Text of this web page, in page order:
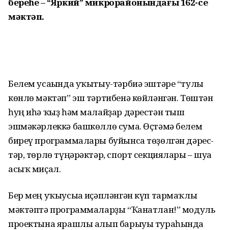
мәктәп.
Белем усағында уҡытыу-тәрбиә эштәре “тулы
көнлө мәктәп” эш тәртибенә көйләнгән. Төштән
һуң иһә ҡыҙ һәм малайҙар дәрестән тыш
эшмәкәрлеккә башкөллө сума. Өҫтәмә белем
биреү программалары буйынса төҙөлгән дәрес­
тәр, төрлө түңәрәктәр, спорт секциялары – шуға
асыҡ миҫал.
Бер мең уҡыусыға иҫәпләнгән күп тармаҡлы
мәктәптә программаларҙы “Ҡанатлан!” модуль
проектына ярашлы алып барыуы тураһында